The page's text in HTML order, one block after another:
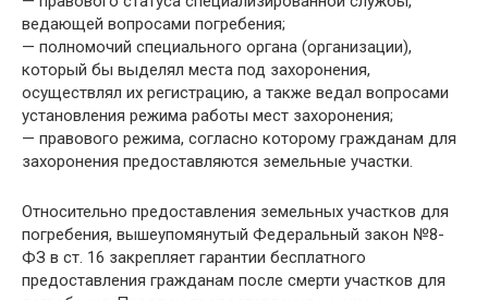
ведающей вопросами погребения;
— полномочий специального органа (организации),
который бы выделял места под захоронения,
осуществлял их регистрацию, а также ведал вопросами
установления режима работы мест захоронения;
— правового режима, согласно которому гражданам для
захоронения предоставляются земельные участки.
Относительно предоставления земельных участков для
погребения, вышеупомянутый Федеральный закон №8-
ФЗ в ст. 16 закрепляет гарантии бесплатного
предоставления гражданам после смерти участков для